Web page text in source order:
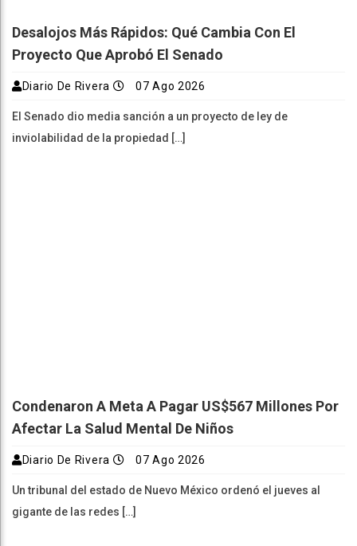
Desalojos Más Rápidos: Qué Cambia Con El
Proyecto Que Aprobó El Senado
Diario De Rivera 07 Ago 2026
El Senado dio media sanción a un proyecto de ley de
inviolabilidad de la propiedad […]
Condenaron A Meta A Pagar US$567 Millones Por
Afectar La Salud Mental De Niños
Diario De Rivera 07 Ago 2026
Un tribunal del estado de Nuevo México ordenó el jueves al
gigante de las redes […]